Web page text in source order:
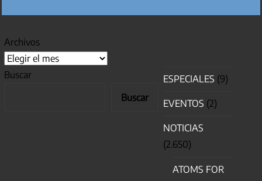
Archivos
Buscar
Buscar
ESPECIALES (9)
EVENTOS (2)
NOTICIAS
(2.650)
ATOMS FOR